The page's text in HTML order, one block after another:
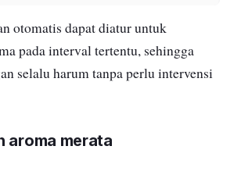
otomatis dapat diatur untuk
pada interval tertentu, sehingga
selalu harum tanpa perlu intervensi
aroma merata